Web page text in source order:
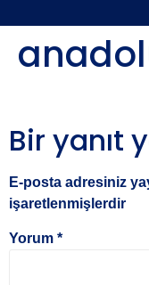
Bir yanıt
E-posta adresiniz
işaretlenmişlerdir
Yorum *